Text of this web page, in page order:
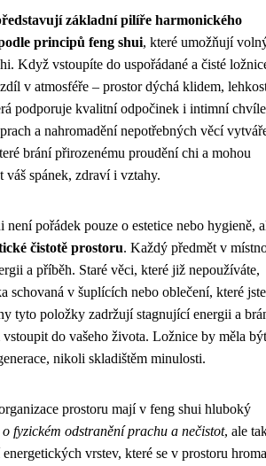
základní pilíře harmonického
principů feng shui, které umožňují
Když vstoupíte do uspořádané a čisté
v atmosféře – prostor dýchá klidem,
podporuje kvalitní odpočinek i intimní
a nahromadění nepotřebných věcí
brání přirozenému proudění chi a mohou
spánek, zdraví i vztahy.
pořádek pouze o estetice nebo hygieně,
čistotě prostoru. Každý předmět v
a příběh. Staré věci, které již nepoužíváte,
schovaná v šuplících nebo oblečení, které jste
tyto položky zadržují stagnující energii a
do vašeho života. Ložnice by měla být
nikoli skladištěm minulosti.
prostoru mají v feng shui hluboký
fyzickém odstranění prachu a nečistot, ale
vrstev, které se v prostoru